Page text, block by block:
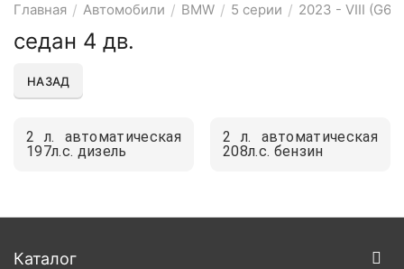
Главная / Автомобили / BMW / 5 серии / 2023 - VIII (G60)
седан 4 дв.
НАЗАД
2 л. автоматическая
197л.с. дизель
2 л. автоматическая
208л.с. бензин
Каталог